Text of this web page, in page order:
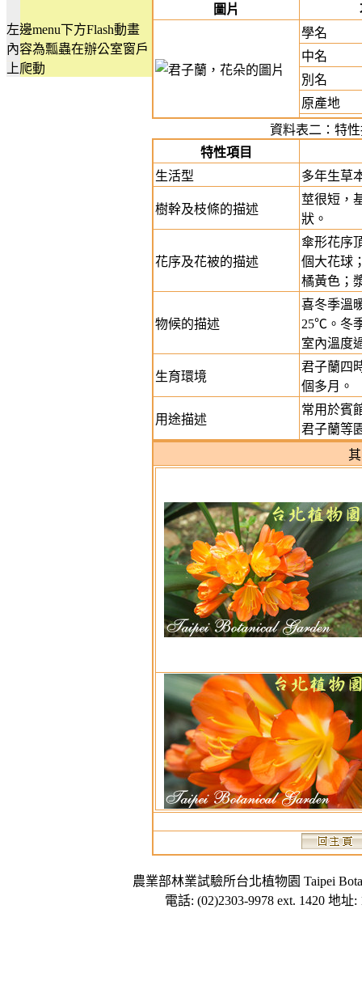
左邊menu下方Flash動畫
內容為瓢蟲在辦公室窗戶
上爬動
圖片
學名
中名
別名
原產地
資料表二：特
特性項目
生活型
多年生草
樹幹及枝條的描述
莖很短，
狀。
花序及花被的描述
傘形花序
個大花球
橘黃色；
物候的描述
喜冬季溫
25℃。冬
室內溫度
生育環境
君子蘭四
個多月。
用途描述
常用於賓
君子蘭等
農業部林業試驗所台北植物園 Taipei
電話: (02)2303-9978 ext. 1420 地